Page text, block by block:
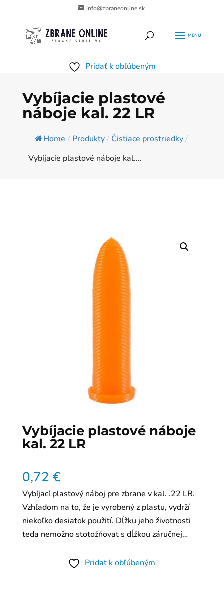
info@zbraneonline.sk
Pridať k obľúbeným
Vybíjacie plastové
náboje kal. 22 LR
Home / Produkty/ Čistiace prostriedky/
Vybíjacie plastové náboje kal....
Vybíjacie plastové náboje
kal. 22 LR
0,72 €
Vybíjací plastový náboj pre zbrane v kal. .22 LR.
Vzhľadom na to, že je vyrobený z plastu, vydrží
niekoľko desiatok použití. Dĺžku jeho životnosti
teda nemožno stotožňovať s dĺžkou záručnej…
Pridať k obľúbeným